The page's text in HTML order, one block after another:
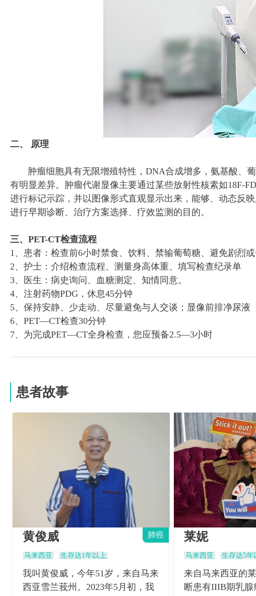
黄俊威
马来西
二、 原理
肿瘤细胞具有无限增殖特性，DNA合成增多，氨基酸、
有明显差异。肿瘤代谢显像主要通过某些放射性核素如18F-
进行标记示踪，并以图像形式直观显示出来，能够、动态反
进行早期诊断、治疗方案选择、疗效监测的目的。
三、PET-CT检查流程
1、患者：检查前6小时禁食、饮料、禁输葡萄糖、避免剧烈或
2、护士：介绍检查流程、测量身高体重、填写检查纪录单
3、医生：病史询问、血糖测定、知情同意。
4、注射药物PDG，休息45分钟
5、保持安静、少走动、尽量避免与人交谈；显像前排净尿液
6、PET—CT检查30分钟
7、为完成PET—CT全身检查，您应预备2.5—3小时
患者故事
黄俊威 肺癌
马来西亚 生存达1年以上
我叫黄俊威，今年51岁，来自马来
西亚雪兰莪州。2023年5月初，我
莱妮
马来西亚 生存达5年
来自马来西亚的
断患有IIIB期乳